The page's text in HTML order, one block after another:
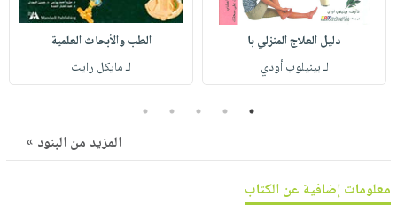
صابون
أطفال
مناسبات
فيديوهات
أسئلة
طرحها
وفرات
انشر
عربة
التسوق
نشرة
دليل العلاج المنزلي با
لـ بينيلوب أودي
الطب والأبحاث العلمية
لـ مايكل رايت
1
2
3
4
5
المزيد من البنود »
معلومات إضافية عن الكتاب